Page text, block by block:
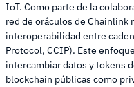
IoT. Como parte de la
red de oráculos de
interoperabilidad entre
Protocol, CCIP). Este
intercambiar datos y tokens
blockchain públicas como